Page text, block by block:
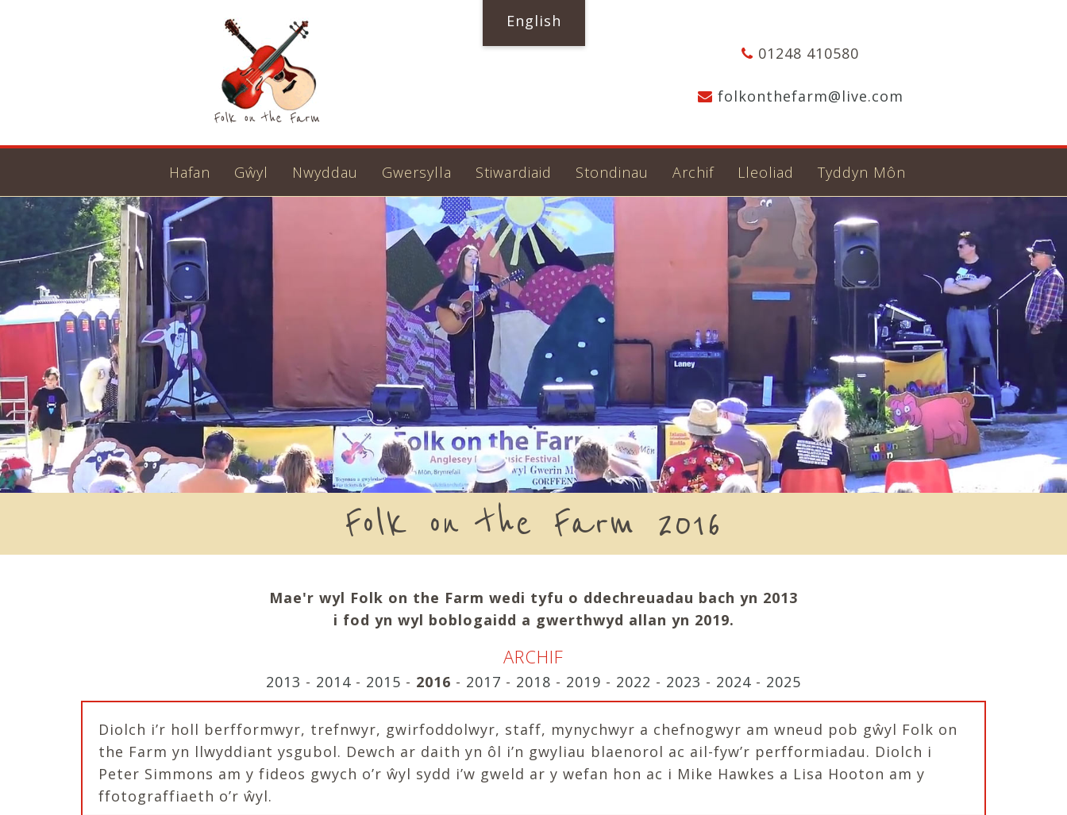
English
01248 410580
folkonthefarm@live.com
Hafan Gŵyl Nwyddau Gwersylla Stiwardiaid Stondinau Archif Lleoliad Tyddyn Môn
Folk on the Farm 2016
Mae'r wyl Folk on the Farm wedi tyfu o ddechreuadau bach yn 2013
i fod yn wyl boblogaidd a gwerthwyd allan yn 2019.
ARCHIF
2013 - 2014 - 2015 - 2016 - 2017 - 2018 - 2019 - 2022 - 2023 - 2024 - 2025
Diolch i’r holl berfformwyr, trefnwyr, gwirfoddolwyr, staff, mynychwyr a chefnogwyr am wneud pob gŵyl Folk on
the Farm yn llwyddiant ysgubol. Dewch ar daith yn ôl i’n gwyliau blaenorol ac ail-fyw’r perfformiadau. Diolch i
Peter Simmons am y fideos gwych o’r ŵyl sydd i’w gweld ar y wefan hon ac i Mike Hawkes a Lisa Hooton am y
ffotograffiaeth o’r ŵyl.